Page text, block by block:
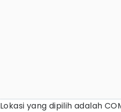
Lokasi yang dipilih adalah